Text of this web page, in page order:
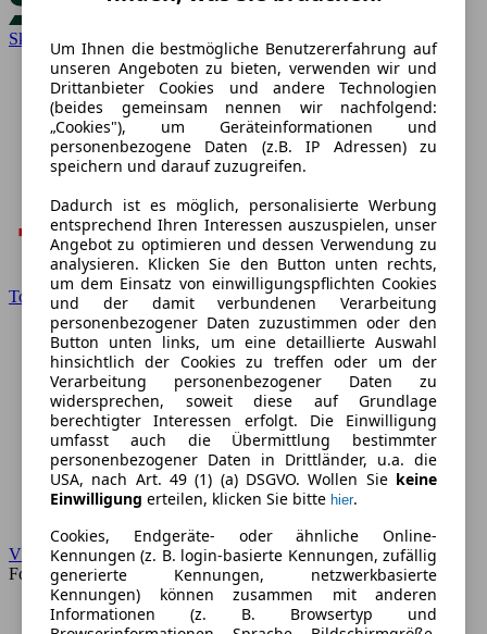
Skoda
Toyota
VW
Forum
Um Ihnen die bestmögliche Benutzererfahrung auf
unseren Angeboten zu bieten, verwenden wir und
Drittanbieter Cookies und andere Technologien
(beides gemeinsam nennen wir nachfolgend:
„Cookies"), um Geräteinformationen und
personenbezogene Daten (z.B. IP Adressen) zu
speichern und darauf zuzugreifen.
Dadurch ist es möglich, personalisierte Werbung
entsprechend Ihren Interessen auszuspielen, unser
Angebot zu optimieren und dessen Verwendung zu
analysieren. Klicken Sie den Button unten rechts,
um dem Einsatz von einwilligungspflichten Cookies
und der damit verbundenen Verarbeitung
personenbezogener Daten zuzustimmen oder den
Button unten links, um eine detaillierte Auswahl
hinsichtlich der Cookies zu treffen oder um der
Verarbeitung personenbezogener Daten zu
widersprechen, soweit diese auf Grundlage
berechtigter Interessen erfolgt. Die Einwilligung
umfasst auch die Übermittlung bestimmter
personenbezogener Daten in Drittländer, u.a. die
USA, nach Art. 49 (1) (a) DSGVO. Wollen Sie keine
Einwilligung erteilen, klicken Sie bitte hier.
Cookies, Endgeräte- oder ähnliche Online-
Kennungen (z. B. login-basierte Kennungen, zufällig
generierte Kennungen, netzwerkbasierte
Kennungen) können zusammen mit anderen
Informationen (z. B. Browsertyp und